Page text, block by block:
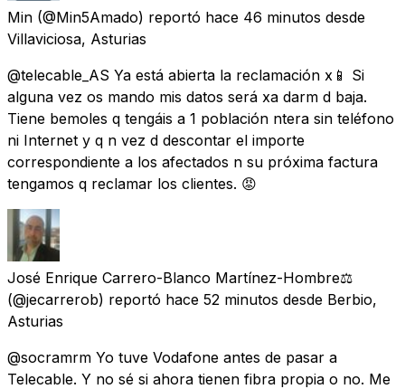
Min (@Min5Amado) reportó hace 46 minutos desde
Villaviciosa, Asturias
@telecable_AS Ya está abierta la reclamación x📱 Si
alguna vez os mando mis datos será xa darm d baja.
Tiene bemoles q tengáis a 1 población ntera sin teléfono
ni Internet y q n vez d descontar el importe
correspondiente a los afectados n su próxima factura
tengamos q reclamar los clientes. 😡
José Enrique Carrero-Blanco Martínez-Hombre⚖️
(@jecarrerob) reportó hace 52 minutos desde Berbio,
Asturias
@socramrm Yo tuve Vodafone antes de pasar a
Telecable. Y no sé si ahora tienen fibra propia o no. Me